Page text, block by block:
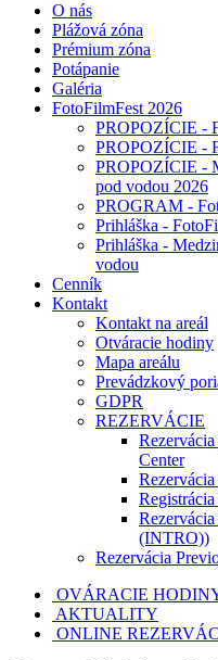
O nás
Plážová zóna
Prémium zóna
Potápanie
Galéria
FotoFilmFest 2026
PROPOZÍCIE -
PROPOZÍCIE -
PROPOZÍCIE -
pod vodou 2026
PROGRAM -
Prihláška -
Prihláška -
vodou
Cenník
Kontakt
Kontakt na areál
Otváracie hodiny
Mapa areálu
Prevádzkový
GDPR
REZERVÁCIE
Center
(INTRO))
Rezervácia
OVÁRACIE
AKTUALITY
ONLINE